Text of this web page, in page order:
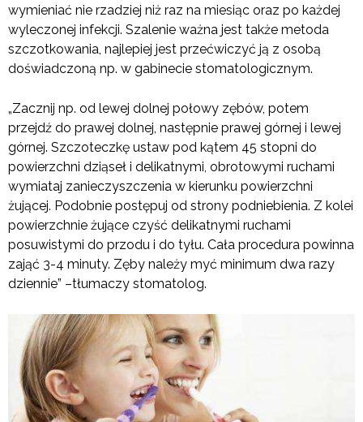
wymieniać nie rzadziej niż raz na miesiąc oraz po każdej
wyleczonej infekcji. Szalenie ważna jest także metoda
szczotkowania, najlepiej jest przećwiczyć ją z osobą
doświadczoną np. w gabinecie stomatologicznym.
„Zacznij np. od lewej dolnej połowy zębów, potem
przejdź do prawej dolnej, następnie prawej górnej i lewej
górnej. Szczoteczkę ustaw pod kątem 45 stopni do
powierzchni dziąseł i delikatnymi, obrotowymi ruchami
wymiataj zanieczyszczenia w kierunku powierzchni
żującej. Podobnie postępuj od strony podniebienia. Z kolei
powierzchnie żujące czyść delikatnymi ruchami
posuwistymi do przodu i do tyłu. Cała procedura powinna
zająć 3-4 minuty. Zęby należy myć minimum dwa razy
dziennie” –tłumaczy stomatolog.